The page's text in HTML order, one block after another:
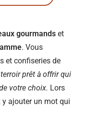
gourmands et
. Vous
et confiseries de
prêt à offrir qui
votre choix. Lors
y ajouter un mot qui